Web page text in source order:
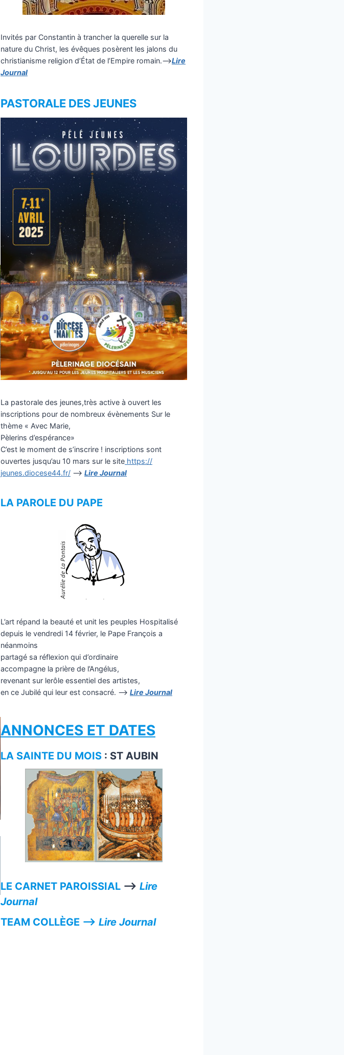
Invités par Constantin à trancher la querelle sur la
nature du Christ, les évêques posèrent les jalons du
christianisme religion d’État de l’Empire romain.–>Lire
Journal
PASTORALE DES JEUNES
La pastorale des jeunes,très active à ouvert les
inscriptions pour de nombreux évènements Sur le
thème « Avec Marie,
Pèlerins d’espérance»
C’est le moment de s’inscrire ! inscriptions sont
ouvertes jusqu’au 10 mars sur le site https://
jeunes.diocese44.fr/ —> Lire Journal
LA PAROLE DU PAPE
L’art répand la beauté et unit les peuples Hospitalisé
depuis le vendredi 14 février, le Pape François a
néanmoins
partagé sa réflexion qui d’ordinaire
accompagne la prière de l’Angélus,
revenant sur lerôle essentiel des artistes,
en ce Jubilé qui leur est consacré. —> Lire Journal
ANNONCES ET DATES
LA SAINTE DU MOIS : ST AUBIN
LE CARNET PAROISSIAL —> Lire
Journal
TEAM COLLÈGE —> Lire Journal